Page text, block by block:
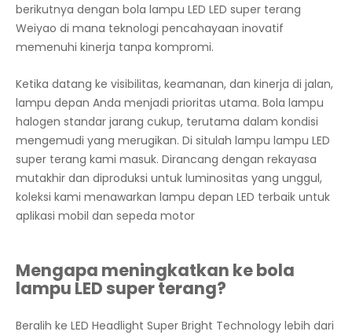
berikutnya dengan bola lampu LED LED super terang
Weiyao di mana teknologi pencahayaan inovatif
memenuhi kinerja tanpa kompromi.
Ketika datang ke visibilitas, keamanan, dan kinerja di jalan,
lampu depan Anda menjadi prioritas utama. Bola lampu
halogen standar jarang cukup, terutama dalam kondisi
mengemudi yang merugikan. Di situlah lampu lampu LED
super terang kami masuk. Dirancang dengan rekayasa
mutakhir dan diproduksi untuk luminositas yang unggul,
koleksi kami menawarkan lampu depan LED terbaik untuk
aplikasi mobil dan sepeda motor
Mengapa meningkatkan ke bola
lampu LED super terang?
Beralih ke LED Headlight Super Bright Technology lebih dari